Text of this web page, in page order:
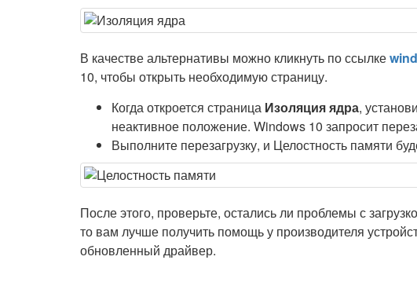
В качестве альтернативы можно кликнуть по ссылке
10, чтобы открыть необходимую страницу.
Когда откроется страница Изоляция ядра,
неактивное положение. Windows 10 запросит
Выполните перезагрузку, и Целостность памяти
После этого, проверьте, остались ли проблемы с
то вам лучше получить помощь у производителя
обновленный драйвер.